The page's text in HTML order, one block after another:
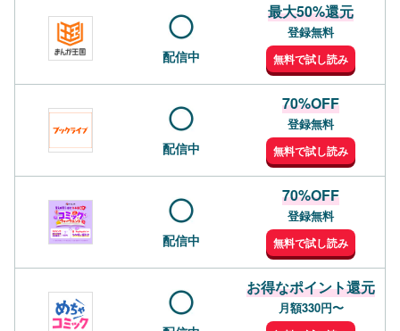
配信中
最大50%還元
登録無料
無料で試し読み
配信中
70%OFF
登録無料
無料で試し読み
配信中
70%OFF
登録無料
無料で試し読み
お得なポイント還元
月額330円〜